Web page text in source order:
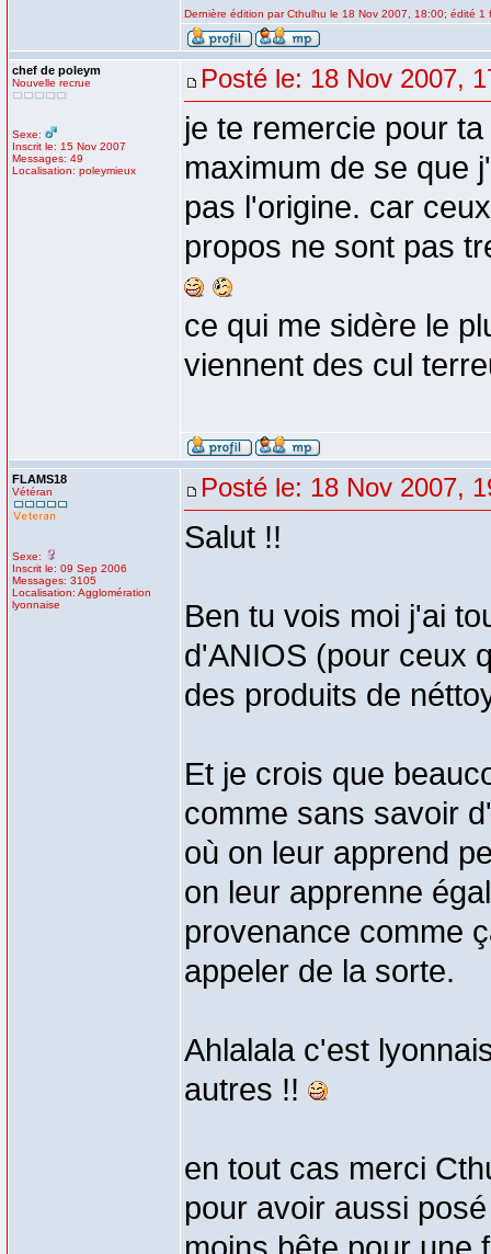
Dernière édition par Cthulhu le 18 Nov 2007, 18:00; édité 1
chef de poleym
Nouvelle recrue
Sexe:
Inscrit le: 15 Nov 2007
Messages: 49
Localisation: poleymieux
Posté le: 18 Nov 2007,
je te remercie pour
maximum de se que
pas l'origine. car
propos ne sont pas
ce qui me sidère le
viennent des cul
FLAMS18
Vétéran
Sexe:
Inscrit le: 09 Sep 2006
Messages: 3105
Localisation: Agglomération
lyonnaise
Posté le: 18 Nov 2007,
Salut !!
Ben tu vois moi j'ai
d'ANIOS (pour ceux
des produits de
Et je crois que
comme sans savoir
où on leur apprend
on leur apprenne
provenance comme
appeler de la sorte.
Ahlalala c'est
autres !!
en tout cas merci
pour avoir aussi